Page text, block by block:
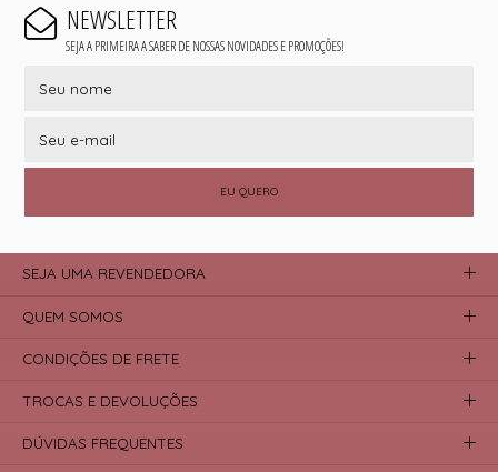
NEWSLETTER
SEJA A PRIMEIRA A SABER DE NOSSAS NOVIDADES E PROMOÇÕES!
EU QUERO
SEJA UMA REVENDEDORA
QUEM SOMOS
CONDIÇÕES DE FRETE
TROCAS E DEVOLUÇÕES
DÚVIDAS FREQUENTES